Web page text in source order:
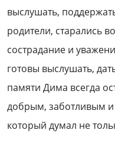
выслушать,
родители, старались
сострадание и
готовы выслушать,
памяти Дима всегда
добрым, заботливым
который думал не